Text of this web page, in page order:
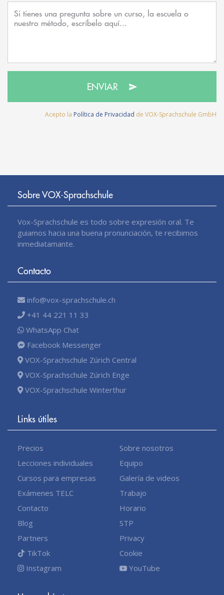
ENVIAR
Acepto la Política de Privacidad de VOX-Sprachschule GmbH
Sobre VOX-Sprachschule
Vox-Sprachschule es todo sobre expresión oral. Te
guiamos hacia una buena pronunciación, te recibimos
inmediatamante.
Contacto
info@vox-sprachschule.ch
+41 44 221 11 33
WhatsApp Chat
Facebook Messenger
VOX-Sprachschule Zúrich Central
VOX-Sprachschule Zúrich Enge
VOX-Sprachschule Winterthur
Links útiles
Precios
Lecciones individuales
Cursos para empresas
Exámenes TELC
Contacto
Blog
Partners
TikTok
Instagram
Sobre nosotros
Equipo
Galería de videos
Trabajo
Horario
STP
Privacy
Cookie
YouTube